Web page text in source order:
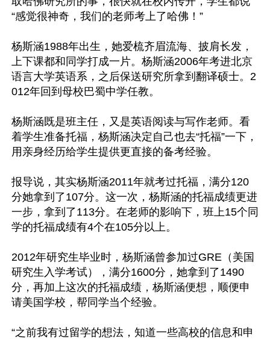
“感觉很神奇，我们的老师考上了哈佛！”
杨斯涵1988年出生，她爱梳齐眉流海、披肩长发，
上下课都和同学打成一片。杨斯涵2006年考进北京
语言大学英语系，之后保送研究所拿到翻译硕士。2
012年回到母校巴蜀中学任教。
杨斯涵既是班主任，又是英语阅读与写作老师。看
着学生准备托福，杨斯涵决定自己也去“托福”一下，
用亲身经历给学生提供更直接的备考经验。
报导说，其实杨斯涵2011年就考过托福，满分120
分她拿到了107分。这一次，杨斯涵的托福成绩更进
一步，拿到了113分。在老师的影响下，班上15个同
学的托福成绩有4个在105分以上。
2012年研究生毕业时，杨斯涵曾参加过GRE（美国
研究生入学考试），满分1600分，她拿到了1490
分，再加上这次的托福成绩，杨斯涵便想，顺便申
请美国学校，帮同学当个经验。
“之前我有过留学的想法，知道一些高校的信息和申